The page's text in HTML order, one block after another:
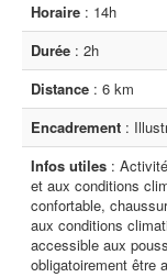
Horaire : 14h
Durée : 2h
Distance : 6 km
Encadrement :
Infos utiles :
et aux conditions
confortable,
aux conditions
accessible aux
obligatoirement être